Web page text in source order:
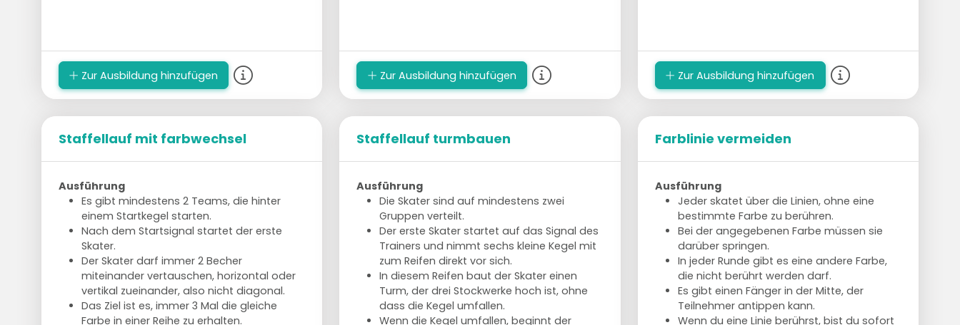
Zur Ausbildung hinzufügen Zur Ausbildung hinzufügen Zur Ausbildung hinzufügen
Staffellauf mit farbwechsel
Ausführung
Es gibt mindestens 2 Teams, die hinter
einem Startkegel starten.
Nach dem Startsignal startet der erste
Skater.
Der Skater darf immer 2 Becher
miteinander vertauschen, horizontal oder
vertikal zueinander, also nicht diagonal.
Das Ziel ist es, immer 3 Mal die gleiche
Farbe in einer Reihe zu erhalten.
Staffellauf turmbauen
Ausführung
Die Skater sind auf mindestens zwei
Gruppen verteilt.
Der erste Skater startet auf das Signal des
Trainers und nimmt sechs kleine Kegel mit
zum Reifen direkt vor sich.
In diesem Reifen baut der Skater einen
Turm, der drei Stockwerke hoch ist, ohne
dass die Kegel umfallen.
Wenn die Kegel umfallen, beginnt der
Farblinie vermeiden
Ausführung
Jeder skatet über die Linien, ohne eine
bestimmte Farbe zu berühren.
Bei der angegebenen Farbe müssen sie
darüber springen.
In jeder Runde gibt es eine andere Farbe,
die nicht berührt werden darf.
Es gibt einen Fänger in der Mitte, der
Teilnehmer antippen kann.
Wenn du eine Linie berührst, bist du sofort